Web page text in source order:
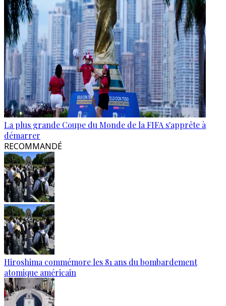
La plus grande Coupe du Monde de la FIFA s'apprête à
démarrer
RECOMMANDÉ
Hiroshima commémore les 81 ans du bombardement
atomique américain